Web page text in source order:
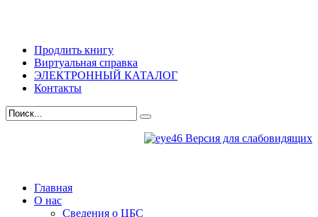
Продлить книгу
Виртуальная справка
ЭЛЕКТРОННЫЙ КАТАЛОГ
Контакты
Версия для слабовидящих
Главная
О нас
Сведения о ЦБС